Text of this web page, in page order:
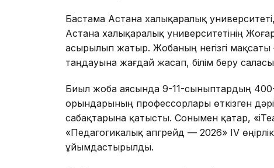
Бастама Астана халықаралық
Астана халықаралық университетінің
асырылып жатыр. Жобаның негізгі
таңдауына жағдай жасап, білім беру
Биыл жоба аясында 9-11-сыныптардың
орындарының профессорлары өткізген
сабақтарына қатысты. Сонымен қатар,
«Педагогикалық апгрейд — 2026» IV
ұйымдастырылды.